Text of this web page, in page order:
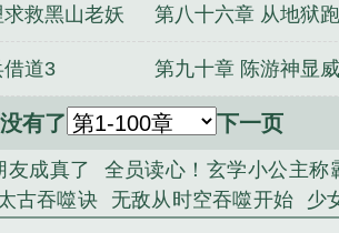
7
救黑山老妖 第八十六章 从地狱
鬼
道3 第九十章 陈游神显威
没有了 下一页
友成真了 全员读心！玄学小公主称
古吞噬诀 无敌从时空吞噬开始 少